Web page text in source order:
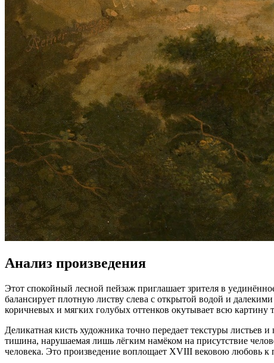
Анализ произведения
Этот спокойный лесной пейзаж приглашает зрителя в
балансирует плотную листву слева с открытой водой и
коричневых и мягких голубых оттенков окутывает всю
Деликатная кисть художника точно передает текстуры листьев
тишина, нарушаемая лишь лёгким намёком на присутствие
человека. Это произведение воплощает XVIII вековою любовь